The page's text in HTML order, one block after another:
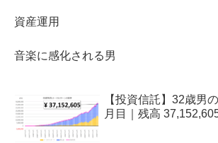
資産運用
音楽に感化される男
【投資信託】32歳男
月目｜残高